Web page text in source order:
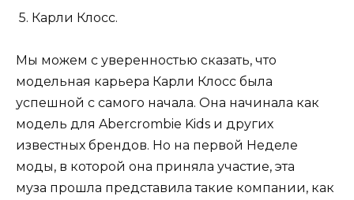
5. Карли Клосс.
Мы можем с уверенностью сказать, что
модельная карьера Карли Клосс была
успешной с самого начала. Она начинала как
модель для Abercrombie Kids и других
известных брендов. Но на первой Неделе
моды, в которой она приняла участие, эта
муза прошла представила такие компании, как